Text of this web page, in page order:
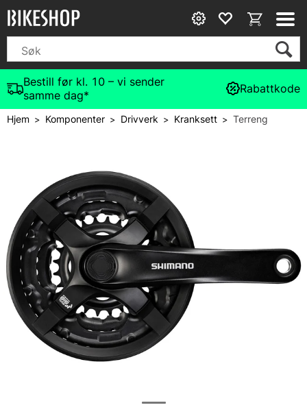
Bestill før kl. 10 – vi sender
samme dag*
Rabattkode
Hjem> Komponenter> Drivverk> Kranksett>Terreng